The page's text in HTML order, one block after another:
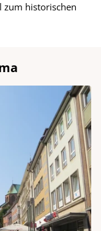
zum historischen